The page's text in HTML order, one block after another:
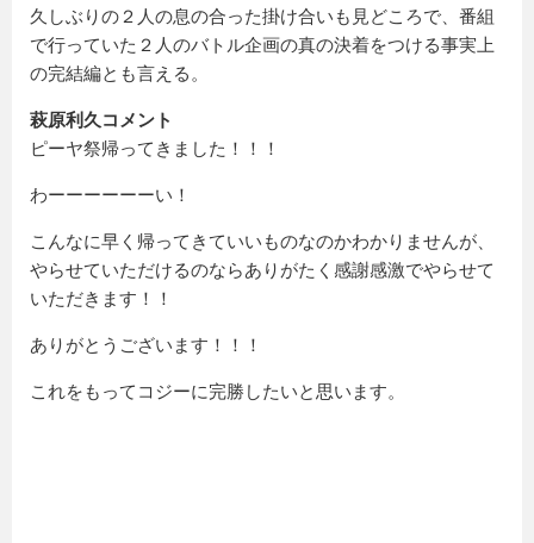
久しぶりの２人の息の合った掛け合いも見どころで、番組
で行っていた２人のバトル企画の真の決着をつける事実上
の完結編とも言える。
萩原利久コメント
ピーヤ祭帰ってきました！！！
わーーーーーーい！
こんなに早く帰ってきていいものなのかわかりませんが、
やらせていただけるのならありがたく感謝感激でやらせて
いただきます！！
ありがとうございます！！！
これをもってコジーに完勝したいと思います。